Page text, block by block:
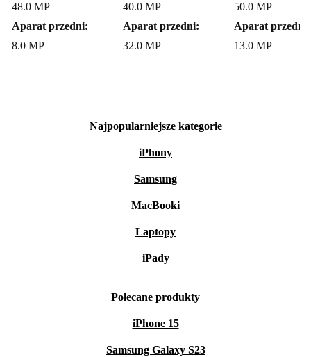
48.0 MP
Aparat przedni:
8.0 MP
40.0 MP
Aparat przedni:
32.0 MP
50.0 MP
Aparat przedni:
13.0 MP
Najpopularniejsze kategorie
iPhony
Samsung
MacBooki
Laptopy
iPady
Polecane produkty
iPhone 15
Samsung Galaxy S23